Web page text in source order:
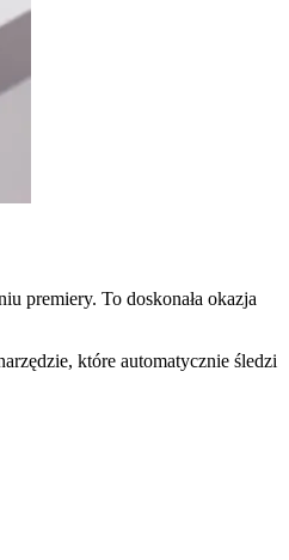
premiery. To doskonała okazja
które automatycznie śledzi